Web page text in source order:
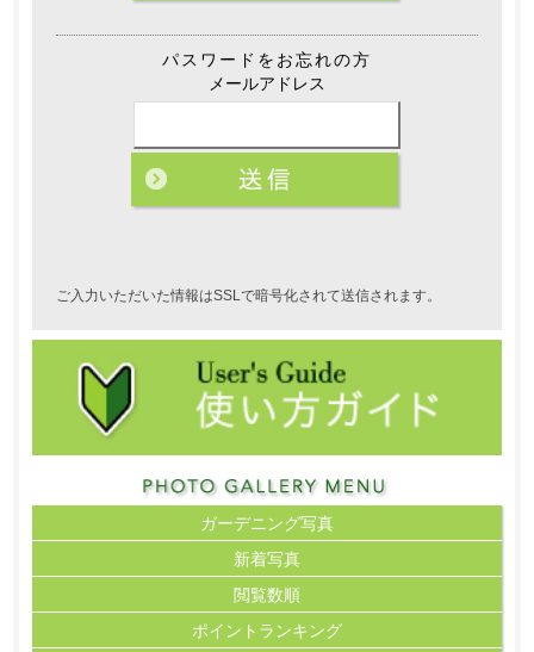
パスワードをお忘れの方
メールアドレス
ご入力いただいた情報はSSLで暗号化されて送信されます。
ガーデニング写真
新着写真
閲覧数順
ポイント ランキング